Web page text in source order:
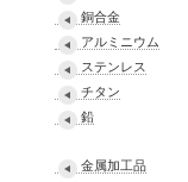
銅合金
アルミニウム
ステンレス
チタン
鉛
金属加工品